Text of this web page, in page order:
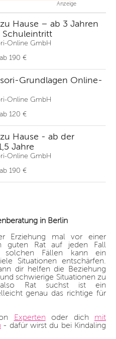
Anzeige
Hause – ab 3 Jahren
Schuleintritt
Online GmbH
ab 190 €
Grundlagen Online-
Online GmbH
ab 120 €
Hause - ab der
Jahre
Online GmbH
ab 190 €
in Berlin
Erziehung mal vor einer
guten Rat auf jeden Fall
solchen Fällen kann ein
Situationen entschärfen.
dir helfen die Beziehung
schwierige Situationen zu
Rat suchst ist ein
genau das richtige für
Experten oder dich mit
- dafür wirst du bei Kindaling